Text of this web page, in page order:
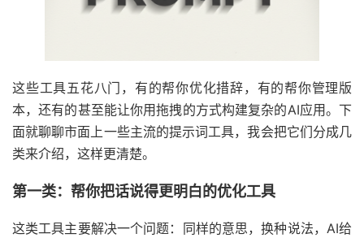
这些工具五花八门，有的帮你优化措辞，有的帮你管理版
本，还有的甚至能让你用拖拽的方式构建复杂的AI应用。下
面就聊聊市面上一些主流的提示词工具，我会把它们分成几
类来介绍，这样更清楚。
第一类：帮你把话说得更明白的优化工具
这类工具主要解决一个问题：同样的意思，换种说法，AI给